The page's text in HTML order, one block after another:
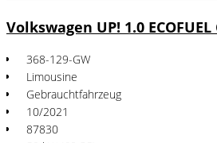
Volkswagen UP! 1.0 ECOFUEL
368-129-GW
Limousine
Gebrauchtfahrzeug
10/2021
87830